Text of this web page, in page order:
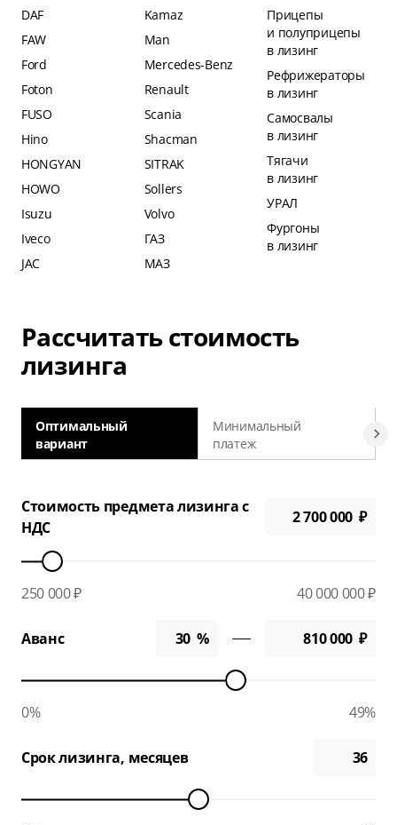
DAF
FAW
Ford
Foton
FUSO
Hino
HONGYAN
HOWO
Isuzu
Iveco
JAC
Kamaz
Man
Mercedes-Benz
Renault
Scania
Shacman
SITRAK
Sollers
Volvo
ГАЗ
МАЗ
Прицепы
и полуприцепы
в лизинг
Рефрижераторы
в лизинг
Самосвалы
в лизинг
Тягачи
в лизинг
УРАЛ
Фургоны
в лизинг
Рассчитать стоимость
лизинга
Оптимальный
вариант
Минимальный
платеж
Стоимость предмета лизинга с
НДС
250 000 ₽ 40 000 000 ₽
Аванс
0% 49%
Срок лизинга, месяцев